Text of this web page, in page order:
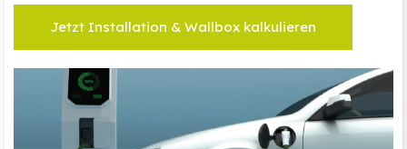
Jetzt Installation & Wallbox kalkulieren